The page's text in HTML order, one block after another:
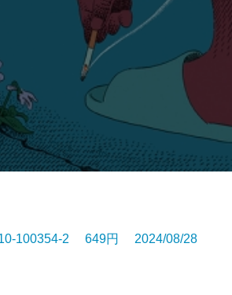
100354-2 649円 2024/08/28